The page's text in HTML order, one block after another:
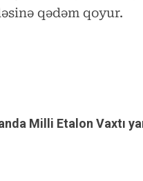
qədəm qoyur.
Milli Etalon Vaxtı